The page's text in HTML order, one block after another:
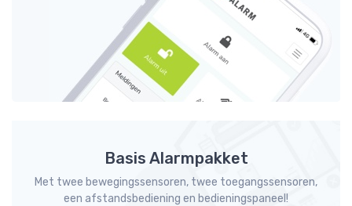
Basis Alarmpakket
Met twee bewegingssensoren, twee toegangssensoren,
een afstandsbediening en bedieningspaneel!